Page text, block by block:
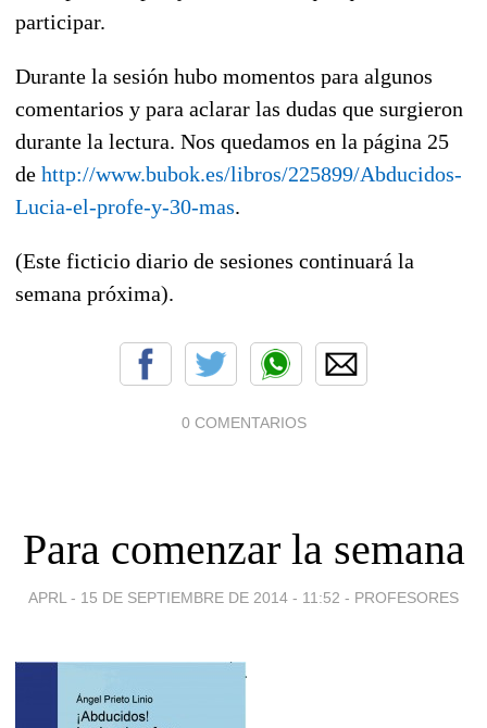
participar.
Durante la sesión hubo momentos para algunos
comentarios y para aclarar las dudas que surgieron
durante la lectura. Nos quedamos en la página 25
de http://www.bubok.es/libros/225899/Abducidos-
Lucia-el-profe-y-30-mas.
(Este ficticio diario de sesiones continuará la
semana próxima).
0 COMENTARIOS
Para comenzar la semana
APRL - 15 DE SEPTIEMBRE DE 2014 - 11:52 - PROFESORES